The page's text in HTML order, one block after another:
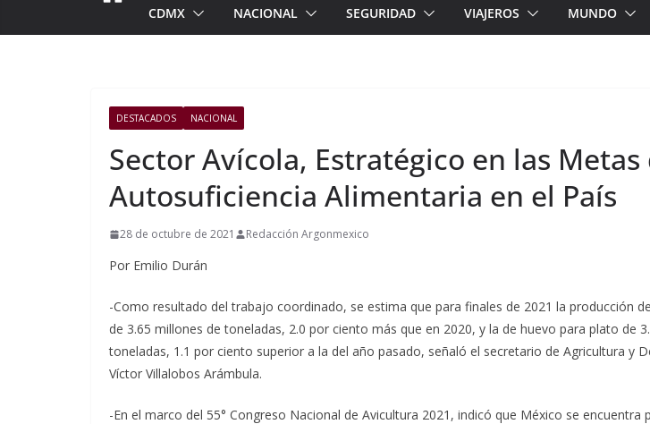
CDMX NACIONAL SEGURIDAD VIAJEROS MUNDO
DESTACADOS NACIONAL
Sector Avícola, Estratégico en las Metas
Autosuficiencia Alimentaria en el País
28 de octubre de 2021 Redacción Argonmexico
Por Emilio Durán
-​Como resultado del trabajo coordinado, se estima que para finales de 2021 la producción
de 3.65 millones de toneladas, 2.0 por ciento más que en 2020, y la de huevo para plato de
toneladas, 1.1 por ciento superior a la del año pasado, señaló el secretario de Agricultura y
Víctor Villalobos Arámbula.
​-En el marco del 55° Congreso Nacional de Avicultura 2021, indicó que México se encuentra